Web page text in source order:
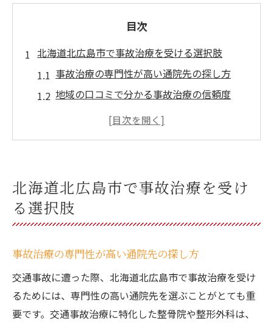
目次
北海道北広島市で事故治療を受ける選択肢
事故治療の専門性が高い通院先の探し方
地域の口コミで分かる事故治療の信頼度
事故治療に対応した整体・整骨院の特徴
交通事故後の通院方法と注意点を徹底解説
事故治療で押さえるべき通院の手順と注意
交通事故後の通院先選びと事故治療の重要
性
むちうちなど事故治療で見逃せない症状対
応
北海道北広島市で事故治療を受け
る選択肢
事故治療の専門性が高い通院先の探し方
交通事故に遭った際、北海道北広島市で事故治療を受け
るためには、専門性の高い通院先を選ぶことがとても重
要です。交通事故治療に特化した整骨院や整形外科は、